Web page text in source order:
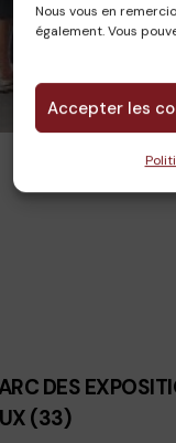
Nous vous en
également. Vous
Accepter les
DES
(33)